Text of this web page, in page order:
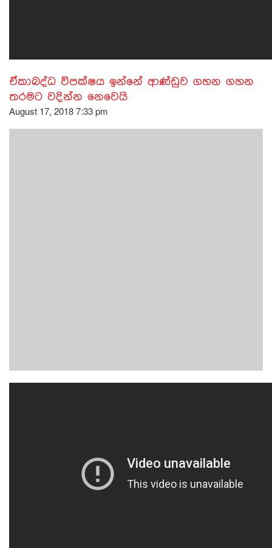
ඒකාබද්ධ විපක්ෂය ඉන්නේ ආණ්ඩුව ගහන ගහන
තරමට වදින්න නෙවෙයි
August 17, 2018 7:33 pm